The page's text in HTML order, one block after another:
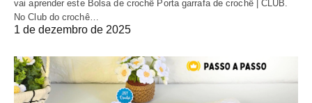
vai aprender este Bolsa de crochê Porta garrafa de crochê | CLUB.
No Club do crochê…
1 de dezembro de 2025